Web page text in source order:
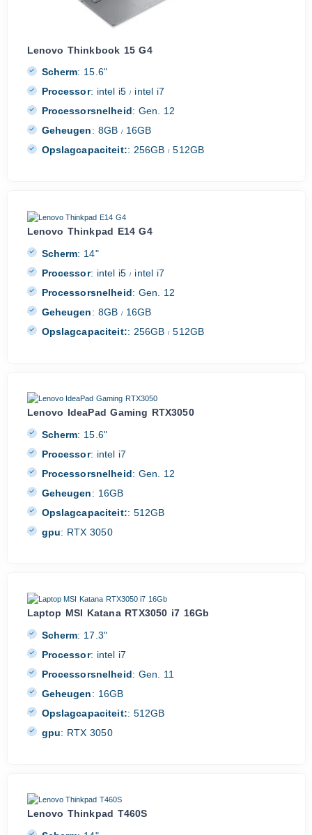
Lenovo Thinkbook 15 G4
Scherm: 15.6"
Processor: intel i5/ intel i7
Processorsnelheid: Gen. 12
Geheugen: 8GB / 16GB
Opslagcapaciteit:: 256GB/ 512GB
Lenovo Thinkpad E14 G4
Scherm: 14"
Processor: intel i5/ intel i7
Processorsnelheid: Gen. 12
Geheugen: 8GB / 16GB
Opslagcapaciteit:: 256GB/ 512GB
Lenovo IdeaPad Gaming RTX3050
Scherm: 15.6"
Processor: intel i7
Processorsnelheid: Gen. 12
Geheugen: 16GB
Opslagcapaciteit:: 512GB
gpu: RTX 3050
Laptop MSI Katana RTX3050 i7 16Gb
Scherm: 17.3"
Processor: intel i7
Processorsnelheid: Gen. 11
Geheugen: 16GB
Opslagcapaciteit:: 512GB
gpu: RTX 3050
Lenovo Thinkpad T460S